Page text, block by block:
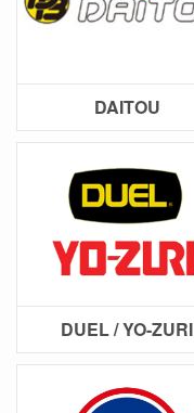
DAITOU
DUEL / YO-ZURI